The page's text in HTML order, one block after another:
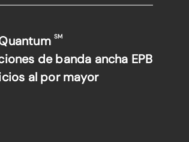
SM
de banda ancha EPB
al por mayor